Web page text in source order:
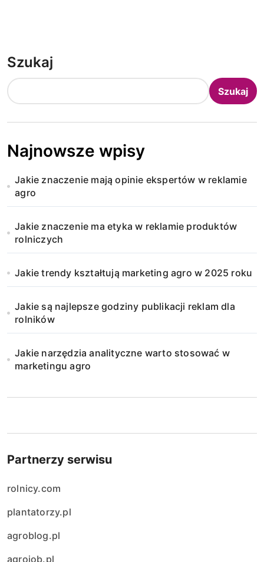
Szukaj
Szukaj
Najnowsze wpisy
Jakie znaczenie mają opinie ekspertów w reklamie
agro
Jakie znaczenie ma etyka w reklamie produktów
rolniczych
Jakie trendy kształtują marketing agro w 2025 roku
Jakie są najlepsze godziny publikacji reklam dla
rolników
Jakie narzędzia analityczne warto stosować w
marketingu agro
Partnerzy serwisu
rolnicy.com
plantatorzy.pl
agroblog.pl
agrojob.pl